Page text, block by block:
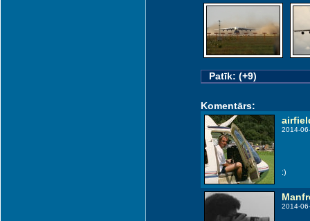
Patīk: (+9)
Komentārs:
2014-
:)
2014-